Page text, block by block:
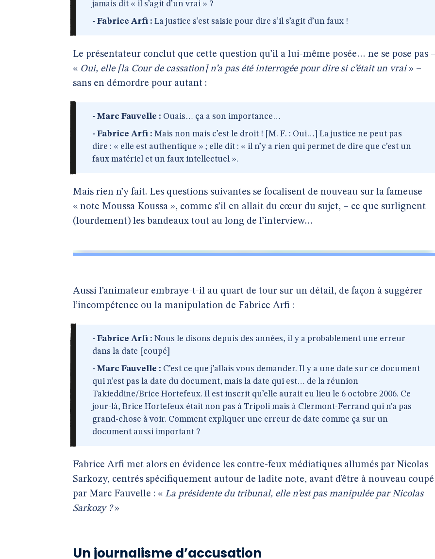
jamais dit « il s’agit d’un vrai » ?
- Fabrice Arfi : La justice s’est saisie pour dire s’il s’agit d’un faux !
Le présentateur conclut que cette question qu’il a lui-même posée… ne se pose pas
« Oui, elle [la Cour de cassation] n’a pas été interrogée pour dire si c’était un vrai» –
sans en démordre pour autant :
- Marc Fauvelle : Ouais… ça a son importance…
- Fabrice Arfi : Mais non mais c’est le droit ! [M. F. : Oui…] La justice ne peut pas
dire : « elle est authentique » ; elle dit : « il n’y a rien qui permet de dire que c’est un
faux matériel et un faux intellectuel ».
Mais rien n’y fait. Les questions suivantes se focalisent de nouveau sur la fameuse
« note Moussa Koussa », comme s’il en allait du cœur du sujet, – ce que surlignent
(lourdement) les bandeaux tout au long de l’interview…
Aussi l’animateur embraye-t-il au quart de tour sur un détail, de façon à suggérer
l’incompétence ou la manipulation de Fabrice Arfi :
- Fabrice Arfi : Nous le disons depuis des années, il y a probablement une erreur
dans la date [coupé]
- Marc Fauvelle : C’est ce que j’allais vous demander. Il y a une date sur ce document
qui n’est pas la date du document, mais la date qui est… de la réunion
Takieddine/Brice Hortefeux. Il est inscrit qu’elle aurait eu lieu le 6 octobre 2006. Ce
jour-là, Brice Hortefeux était non pas à Tripoli mais à Clermont-Ferrand qui n’a pas
grand-chose à voir. Comment expliquer une erreur de date comme ça sur un
document aussi important ?
Fabrice Arfi met alors en évidence les contre-feux médiatiques allumés par Nicolas
Sarkozy, centrés spécifiquement autour de ladite note, avant d’être à nouveau coupé
par Marc Fauvelle : « La présidente du tribunal, elle n’est pas manipulée par Nicolas
Sarkozy ?»
Un journalisme d’accusation